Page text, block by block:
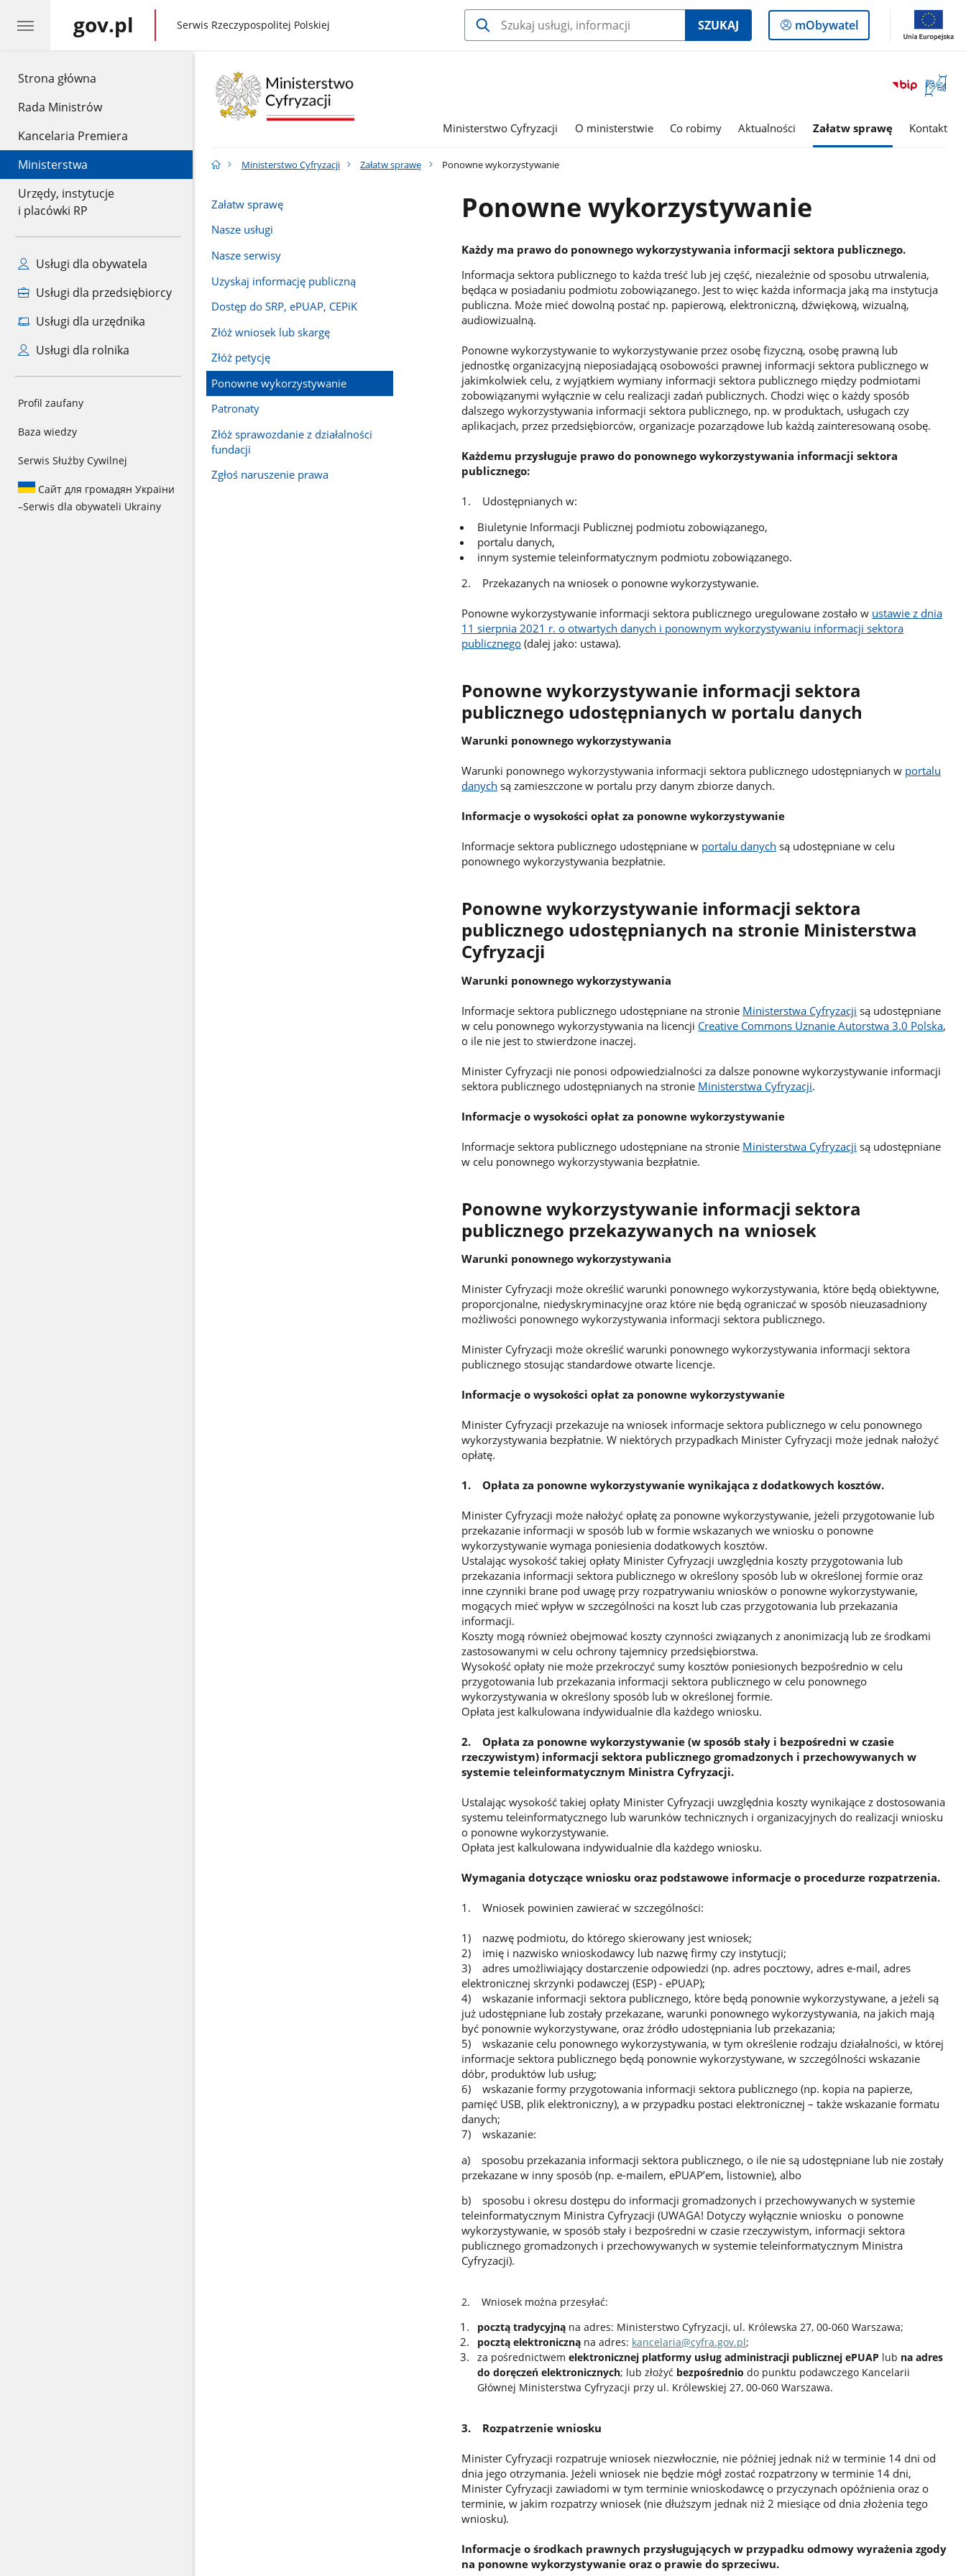
Strona główna
Rada Ministrów
Kancelaria Premiera
Ministerstwa
Urzędy, instytucje
i placówki RP
Usługi dla obywatela
Usługi dla przedsiębiorcy
Usługi dla urzędnika
Usługi dla rolnika
Profil zaufany
Baza wiedzy
Serwis Służby Cywilnej
Сайт для громадян України
–Serwis dla obywateli Ukrainy
gov.pl gov.pl
Serwis Rzeczypospolitej Polskiej SZUKAJ
Logowanie
do
mObywatel
Otwórz
okno
Ministerstwo Cyfryzacji O ministerstwie Co robimy Aktualności Załatw sprawę Kontakt
Ministerstwo Cyfryzacji Załatw sprawę Ponowne wykorzystywanie
Załatw sprawę
Nasze usługi
Nasze serwisy
Uzyskaj informację publiczną
Dostęp do SRP, ePUAP, CEPiK
Złóż wniosek lub skargę
Złóż petycję
Ponowne wykorzystywanie
Patronaty
Złóż sprawozdanie z działalności
fundacji
Zgłoś naruszenie prawa
Ponowne wykorzystywanie
Każdy ma prawo do ponownego wykorzystywania informacji sektora publicznego.
Informacja sektora publicznego to każda treść lub jej część, niezależnie od sposobu utrwalenia,
będąca w posiadaniu podmiotu zobowiązanego. Jest to więc każda informacja jaką ma instytucja
publiczna. Może mieć dowolną postać np. papierową, elektroniczną, dźwiękową, wizualną,
audiowizualną.
Ponowne wykorzystywanie to wykorzystywanie przez osobę fizyczną, osobę prawną lub
jednostkę organizacyjną nieposiadającą osobowości prawnej informacji sektora publicznego w
jakimkolwiek celu, z wyjątkiem wymiany informacji sektora publicznego między podmiotami
zobowiązanymi wyłącznie w celu realizacji zadań publicznych. Chodzi więc o każdy sposób
dalszego wykorzystywania informacji sektora publicznego, np. w produktach, usługach czy
aplikacjach, przez przedsiębiorców, organizacje pozarządowe lub każdą zainteresowaną osobę.
Każdemu przysługuje prawo do ponownego wykorzystywania informacji sektora
publicznego:
1. Udostępnianych w:
Biuletynie Informacji Publicznej podmiotu zobowiązanego,
portalu danych,
innym systemie teleinformatycznym podmiotu zobowiązanego.
2. Przekazanych na wniosek o ponowne wykorzystywanie.
Ponowne wykorzystywanie informacji sektora publicznego uregulowane zostało w ustawie z dnia
11 sierpnia 2021 r. o otwartych danych i ponownym wykorzystywaniu informacji sektora
publicznego (dalej jako: ustawa).
Ponowne wykorzystywanie informacji sektora
publicznego udostępnianych w portalu danych
Warunki ponownego wykorzystywania
Warunki ponownego wykorzystywania informacji sektora publicznego udostępnianych w portalu
danych są zamieszczone w portalu przy danym zbiorze danych.
Informacje o wysokości opłat za ponowne wykorzystywanie
Informacje sektora publicznego udostępniane w portalu danych są udostępniane w celu
ponownego wykorzystywania bezpłatnie.
Ponowne wykorzystywanie informacji sektora
publicznego udostępnianych na stronie Ministerstwa
Cyfryzacji
Warunki ponownego wykorzystywania
Informacje sektora publicznego udostępniane na stronie Ministerstwa Cyfryzacji są udostępniane
w celu ponownego wykorzystywania na licencji Creative Commons Uznanie Autorstwa 3.0 Polska,
o ile nie jest to stwierdzone inaczej.
Minister Cyfryzacji nie ponosi odpowiedzialności za dalsze ponowne wykorzystywanie informacji
sektora publicznego udostępnianych na stronie Ministerstwa Cyfryzacji.
Informacje o wysokości opłat za ponowne wykorzystywanie
Informacje sektora publicznego udostępniane na stronie Ministerstwa Cyfryzacji są udostępniane
w celu ponownego wykorzystywania bezpłatnie.
Ponowne wykorzystywanie informacji sektora
publicznego przekazywanych na wniosek
Warunki ponownego wykorzystywania
Minister Cyfryzacji może określić warunki ponownego wykorzystywania, które będą obiektywne,
proporcjonalne, niedyskryminacyjne oraz które nie będą ograniczać w sposób nieuzasadniony
możliwości ponownego wykorzystywania informacji sektora publicznego.
Minister Cyfryzacji może określić warunki ponownego wykorzystywania informacji sektora
publicznego stosując standardowe otwarte licencje.
Informacje o wysokości opłat za ponowne wykorzystywanie
Minister Cyfryzacji przekazuje na wniosek informacje sektora publicznego w celu ponownego
wykorzystywania bezpłatnie. W niektórych przypadkach Minister Cyfryzacji może jednak nałożyć
opłatę.
1. Opłata za ponowne wykorzystywanie wynikająca z dodatkowych kosztów.
Minister Cyfryzacji może nałożyć opłatę za ponowne wykorzystywanie, jeżeli przygotowanie lub
przekazanie informacji w sposób lub w formie wskazanych we wniosku o ponowne
wykorzystywanie wymaga poniesienia dodatkowych kosztów.
Ustalając wysokość takiej opłaty Minister Cyfryzacji uwzględnia koszty przygotowania lub
przekazania informacji sektora publicznego w określony sposób lub w określonej formie oraz
inne czynniki brane pod uwagę przy rozpatrywaniu wniosków o ponowne wykorzystywanie,
mogących mieć wpływ w szczególności na koszt lub czas przygotowania lub przekazania
informacji.
Koszty mogą również obejmować koszty czynności związanych z anonimizacją lub ze środkami
zastosowanymi w celu ochrony tajemnicy przedsiębiorstwa.
Wysokość opłaty nie może przekroczyć sumy kosztów poniesionych bezpośrednio w celu
przygotowania lub przekazania informacji sektora publicznego w celu ponownego
wykorzystywania w określony sposób lub w określonej formie.
Opłata jest kalkulowana indywidualnie dla każdego wniosku.
2. Opłata za ponowne wykorzystywanie (w sposób stały i bezpośredni w czasie
rzeczywistym) informacji sektora publicznego gromadzonych i przechowywanych w
systemie teleinformatycznym Ministra Cyfryzacji.
Ustalając wysokość takiej opłaty Minister Cyfryzacji uwzględnia koszty wynikające z dostosowania
systemu teleinformatycznego lub warunków technicznych i organizacyjnych do realizacji wniosku
o ponowne wykorzystywanie.
Opłata jest kalkulowana indywidualnie dla każdego wniosku.
Wymagania dotyczące wniosku oraz podstawowe informacje o procedurze rozpatrzenia.
1. Wniosek powinien zawierać w szczególności:
1) nazwę podmiotu, do którego skierowany jest wniosek;
2) imię i nazwisko wnioskodawcy lub nazwę firmy czy instytucji;
3) adres umożliwiający dostarczenie odpowiedzi (np. adres pocztowy, adres e-mail, adres
elektronicznej skrzynki podawczej (ESP) - ePUAP);
4) wskazanie informacji sektora publicznego, które będą ponownie wykorzystywane, a jeżeli są
już udostępniane lub zostały przekazane, warunki ponownego wykorzystywania, na jakich mają
być ponownie wykorzystywane, oraz źródło udostępniania lub przekazania;
5) wskazanie celu ponownego wykorzystywania, w tym określenie rodzaju działalności, w której
informacje sektora publicznego będą ponownie wykorzystywane, w szczególności wskazanie
dóbr, produktów lub usług;
6) wskazanie formy przygotowania informacji sektora publicznego (np. kopia na papierze,
pamięć USB, plik elektroniczny), a w przypadku postaci elektronicznej – także wskazanie formatu
danych;
7) wskazanie:
a) sposobu przekazania informacji sektora publicznego, o ile nie są udostępniane lub nie zostały
przekazane w inny sposób (np. e-mailem, ePUAP’em, listownie), albo
b) sposobu i okresu dostępu do informacji gromadzonych i przechowywanych w systemie
teleinformatycznym Ministra Cyfryzacji (UWAGA! Dotyczy wyłącznie wniosku o ponowne
wykorzystywanie, w sposób stały i bezpośredni w czasie rzeczywistym, informacji sektora
publicznego gromadzonych i przechowywanych w systemie teleinformatycznym Ministra
Cyfryzacji).
2. Wniosek można przesyłać:
pocztą tradycyjną na adres: Ministerstwo Cyfryzacji, ul. Królewska 27, 00-060 Warszawa;
pocztą elektroniczną na adres: kancelaria@cyfra.gov.pl;
za pośrednictwemelektronicznej platformy usług administracji publicznej ePUAP lub na adres
do doręczeń elektronicznych; lub złożyć bezpośrednio do punktu podawczego Kancelarii
Głównej Ministerstwa Cyfryzacji przy ul. Królewskiej 27, 00-060 Warszawa.
3. Rozpatrzenie wniosku
Minister Cyfryzacji rozpatruje wniosek niezwłocznie, nie później jednak niż w terminie 14 dni od
dnia jego otrzymania. Jeżeli wniosek nie będzie mógł zostać rozpatrzony w terminie 14 dni,
Minister Cyfryzacji zawiadomi w tym terminie wnioskodawcę o przyczynach opóźnienia oraz o
terminie, w jakim rozpatrzy wniosek (nie dłuższym jednak niż 2 miesiące od dnia złożenia tego
wniosku).
Informacje o środkach prawnych przysługujących w przypadku odmowy wyrażenia zgody
na ponowne wykorzystywanie oraz o prawie do sprzeciwu.